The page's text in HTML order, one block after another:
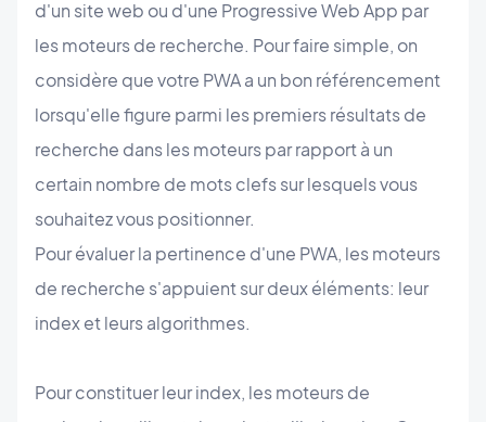
d'un site web ou d'une Progressive Web App par
les moteurs de recherche. Pour faire simple, on
considère que votre PWA a un bon référencement
lorsqu'elle figure parmi les premiers résultats de
recherche dans les moteurs par rapport à un
certain nombre de mots clefs sur lesquels vous
souhaitez vous positionner.
Pour évaluer la pertinence d'une PWA, les moteurs
de recherche s'appuient sur deux éléments: leur
index et leurs algorithmes.
Pour constituer leur index, les moteurs de